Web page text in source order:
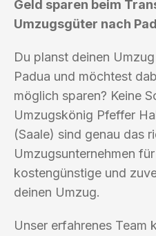
Geld sparen beim
Umzugsgüter nach
Du planst deinen
Padua und möchtest
möglich sparen? Keine
Umzugskönig Pfeffer
(Saale) sind genau das
Umzugsunternehmen
kostengünstige und
deinen Umzug.
Unser erfahrenes Team